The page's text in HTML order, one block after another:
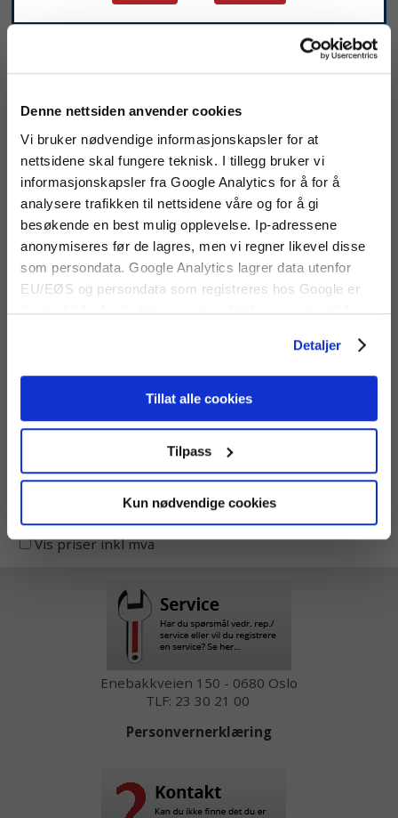
Denne nettsiden anvender cookies
Vi bruker nødvendige informasjonskapsler for at
nettsidene skal fungere teknisk. I tillegg bruker vi
informasjonskapsler fra Google Analytics for å for å
analysere trafikken til nettsidene våre og for å gi
besøkende en best mulig opplevelse. Ip-adressene
anonymiseres før de lagres, men vi regner likevel disse
som persondata. Google Analytics lagrer data utenfor
EU/EØS og persondata som registreres hos Google er
dermed ikke beskyttet av persondataloven som gjelder
Detaljer
Tillat alle cookies
Tilpass
Kun nødvendige cookies
Cygnus W1 holder for ultrasonisk føler
Produktinfo Datablad
Cygnus W1 er designet for bruk med "Work Class"
størrelse ROV. Den kan festes på manipulatorarm,
og kan leveres med enten T-bar eller "Fish Tail"
håndtak. W1 er konstruert i gjennomgående 316
rustfritt stål. En toleddet kobling, sammen med
de fire avstandspluggene, muliggjør 15 graders
bevegelse langs begge akser og sørger
for optimal plassering av den ultrasoniske føleren.
bevegelsene av manipulatorarmen har på følerens
posisjon. En sjokkabsorberende fjær sørger for at
føleren ikke utsettes for unødvendig belastning
ved kontakt med måleflaten.
ShareFacebook
Twitter
Pinterest
EmailPrint
Vis priser inkl mva
Enebakkveien 150 - 0680 Oslo
TLF: 23 30 21 00
Personvernerklæring